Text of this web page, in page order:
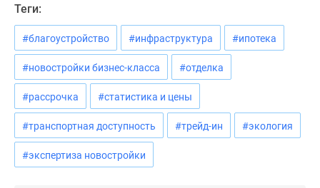
Теги:
#благоустройство #инфраструктура #ипотека
#новостройки бизнес-класса #отделка
#рассрочка #статистика и цены
#транспортная доступность #трейд-ин #экология
#экспертиза новостройки